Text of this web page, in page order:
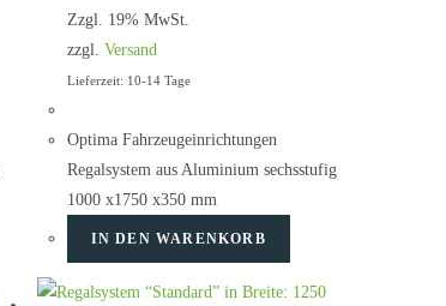
Zzgl. 19% MwSt.
zzgl. Versand
Lieferzeit: 10-14 Tage
Optima Fahrzeugeinrichtungen
Regalsystem aus Aluminium sechsstufig
1000 x1750 x350 mm
IN DEN WARENKORB